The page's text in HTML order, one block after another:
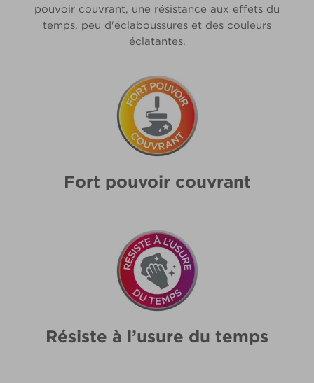
pouvoir couvrant, une résistance aux effets du
temps, peu d'éclaboussures et des couleurs
éclatantes.
Fort pouvoir couvrant
Résiste à l’usure du temps